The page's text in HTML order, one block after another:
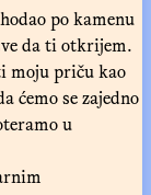
po kamenu
da ti otkrijem.
moju priču kao
ćemo se zajedno
u